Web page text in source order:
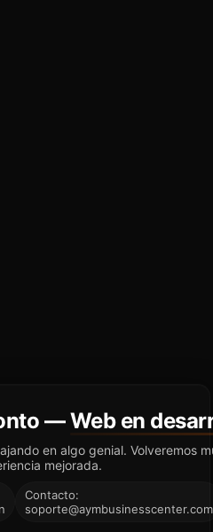
—Web en
en algo genial. Volveremos
mejorada.
Contacto:
soporte@aymbusinesscenter.com